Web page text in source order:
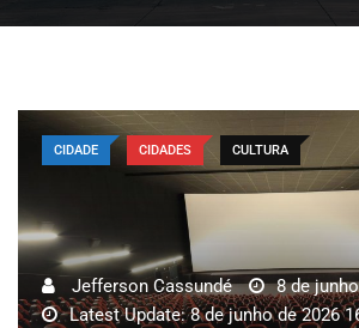
CIDADE CIDADES CULTURA
Jefferson Cassundé
8 de
Latest Update: 8 de junho de 2026